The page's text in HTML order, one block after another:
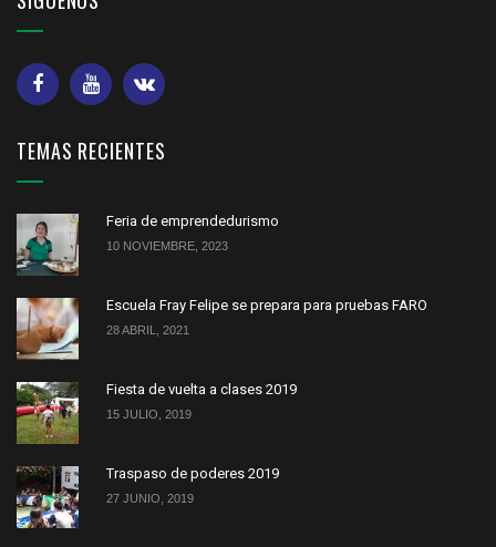
TEMAS RECIENTES
Feria de emprendedurismo
10 NOVIEMBRE, 2023
Escuela Fray Felipe se prepara para pruebas FARO
28 ABRIL, 2021
Fiesta de vuelta a clases 2019
15 JULIO, 2019
Traspaso de poderes 2019
27 JUNIO, 2019